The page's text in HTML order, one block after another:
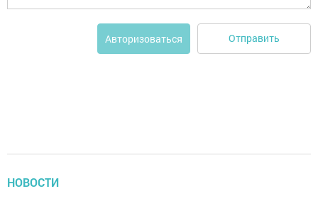
Авторизоваться Отправить
НОВОСТИ